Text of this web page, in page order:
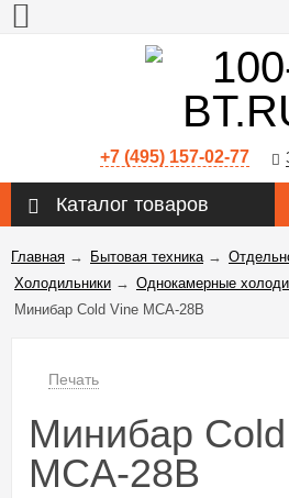
+7 (495) 157-02-77
Каталог товаров
Главная → Бытовая техника→
Холодильники → Однокамерные
Минибар Cold Vine MCA-28B
Печать
Минибар
MCA-28B